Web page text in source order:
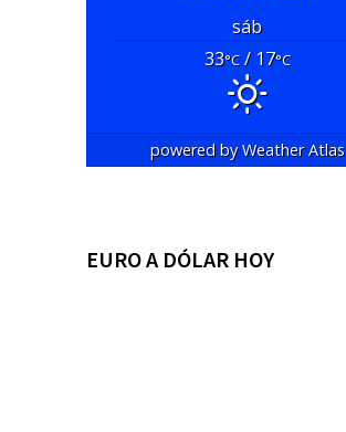
sáb
33°C/ 17°C
powered byWeather Atlas
EURO A DÓLAR HOY